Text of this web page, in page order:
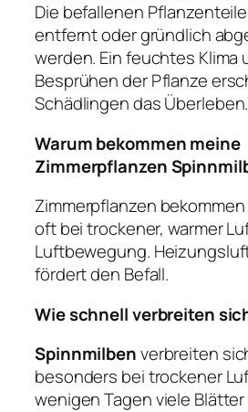
Die befallenen
entfernt oder gründlich
werden. Ein feuchtes Klima
Besprühen der Pflanze
Schädlingen das Überleben.
Warum bekommen meine
Zimmerpflanzen
Zimmerpflanzen bekommen
oft bei trockener, warmer
Luftbewegung.
fördert den Befall.
Wie schnell verbreiten
Spinnmilbenverbreiten
besonders bei trockener
wenigen Tagen viele